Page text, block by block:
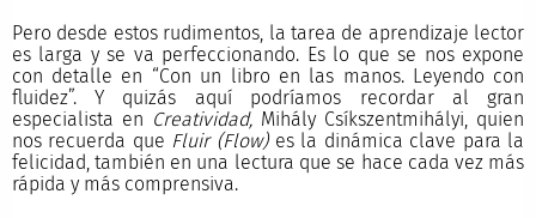
Pero desde estos rudimentos, la tarea de aprendizaje lector
es larga y se va perfeccionando. Es lo que se nos expone
con detalle en “Con un libro en las manos. Leyendo con
fluidez”. Y quizás aquí podríamos recordar al gran
especialista en Creatividad, Mihály Csíkszentmihályi, quien
nos recuerda que Fluir (Flow)es la dinámica clave para la
felicidad, también en una lectura que se hace cada vez más
rápida y más comprensiva.